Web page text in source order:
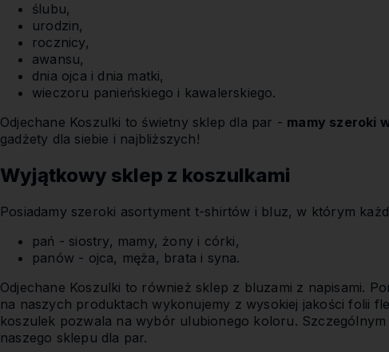
ślubu,
urodzin,
rocznicy,
awansu,
dnia ojca i dnia matki,
wieczoru panieńskiego i kawalerskiego.
Odjechane Koszulki to świetny sklep dla par - mamy szeroki
gadżety dla siebie i najbliższych!
Wyjątkowy sklep z koszulkami
Posiadamy szeroki asortyment t-shirtów i bluz, w którym
pań - siostry, mamy, żony i córki,
panów - ojca, męża, brata i syna.
Odjechane Koszulki to również sklep z bluzami z napisami.
na naszych produktach wykonujemy z wysokiej jakości folii
koszulek pozwala na wybór ulubionego koloru.
naszego sklepu dla par.